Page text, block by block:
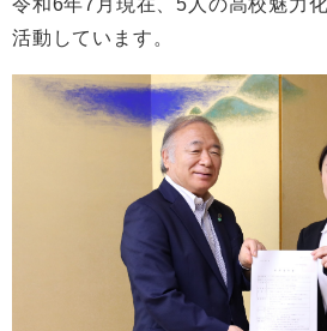
令和6年7月現在、5人の高校魅力
活動しています。